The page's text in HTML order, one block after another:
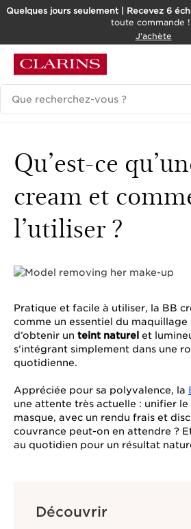
ALLER AU CONTENU
Quelques jours seulement | Recevez 6
toute commande !
J'achète
Historique des recherches
Qu’est-ce
cream et
l’utiliser ?
Pratique et facile à utiliser, la BB
comme un essentiel du
d’obtenir un teint naturel et
s’intégrant simplement dans une
quotidienne.
Appréciée pour sa polyvalence, la
une attente très actuelle : unifier
masque, avec un rendu frais et
couvrance peut-on en attendre ?
au quotidien pour un résultat
Découvrir